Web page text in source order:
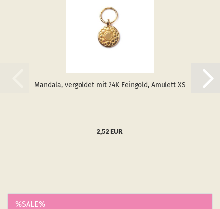
Man­da­la, ver­gol­det mit 24K Fein­gold, Amu­lett XS
2,52 EUR
%SALE%